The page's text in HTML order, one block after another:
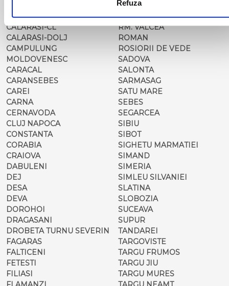
Refuza
CALAFAT
CALARASI-CL
CALARASI-DOLJ
CAMPULUNG
MOLDOVENESC
CARACAL
CARANSEBES
CAREI
CARNA
CERNAVODA
CLUJ NAPOCA
CONSTANTA
CORABIA
CRAIOVA
DABULENI
DEJ
DESA
DEVA
DOROHOI
DRAGASANI
DROBETA TURNU SEVERIN
FAGARAS
FALTICENI
FETESTI
FILIASI
REGHIN
RESITA
RM. VALCEA
ROMAN
ROSIORII DE VEDE
SADOVA
SALONTA
SARMASAG
SATU MARE
SEBES
SEGARCEA
SIBIU
SIBOT
SIGHETU MARMATIEI
SIMAND
SIMERIA
SIMLEU SILVANIEI
SLATINA
SLOBOZIA
SUCEAVA
SUPUR
TANDAREI
TARGOVISTE
TARGU FRUMOS
TARGU JIU
TARGU MURES